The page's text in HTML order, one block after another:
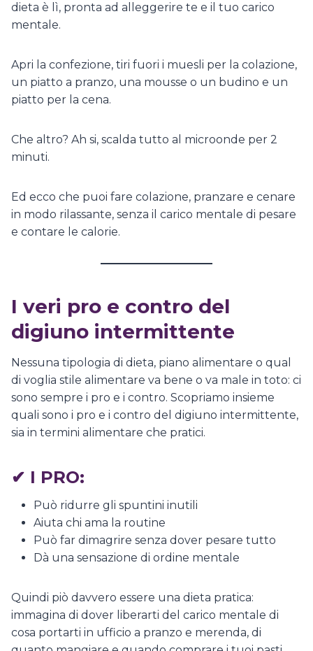
dieta è lì, pronta ad alleggerire te e il tuo carico
mentale.
Apri la confezione, tiri fuori i muesli per la colazione,
un piatto a pranzo, una mousse o un budino e un
piatto per la cena.
Che altro? Ah si, scalda tutto al microonde per 2
minuti.
Ed ecco che puoi fare colazione, pranzare e cenare
in modo rilassante, senza il carico mentale di pesare
e contare le calorie.
I veri pro e contro del
digiuno intermittente
Nessuna tipologia di dieta, piano alimentare o qual
di voglia stile alimentare va bene o va male in toto: ci
sono sempre i pro e i contro. Scopriamo insieme
quali sono i pro e i contro del digiuno intermittente,
sia in termini alimentare che pratici.
✔ I PRO:
Può ridurre gli spuntini inutili
Aiuta chi ama la routine
Può far dimagrire senza dover pesare tutto
Dà una sensazione di ordine mentale
Quindi piò davvero essere una dieta pratica:
immagina di dover liberarti del carico mentale di
cosa portarti in ufficio a pranzo e merenda, di